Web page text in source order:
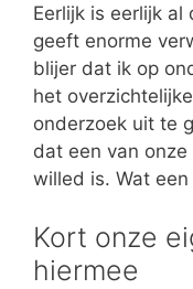
Eerlijk is eerlijk
geeft enorme
blijer dat ik op
het
onderzoek uit te
dat een van
willed is. Wat
Kort onze
hiermee